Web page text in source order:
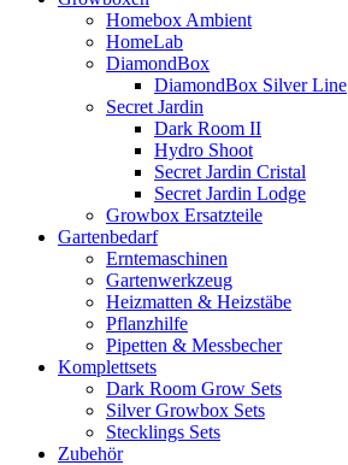
Homebox Ambient
HomeLab
DiamondBox
DiamondBox Silver Line
Secret Jardin
Dark Room II
Hydro Shoot
Secret Jardin Cristal
Secret Jardin Lodge
Growbox Ersatzteile
Gartenbedarf
Erntemaschinen
Gartenwerkzeug
Heizmatten & Heizstäbe
Pflanzhilfe
Pipetten & Messbecher
Komplettsets
Dark Room Grow Sets
Silver Growbox Sets
Stecklings Sets
Zubehör